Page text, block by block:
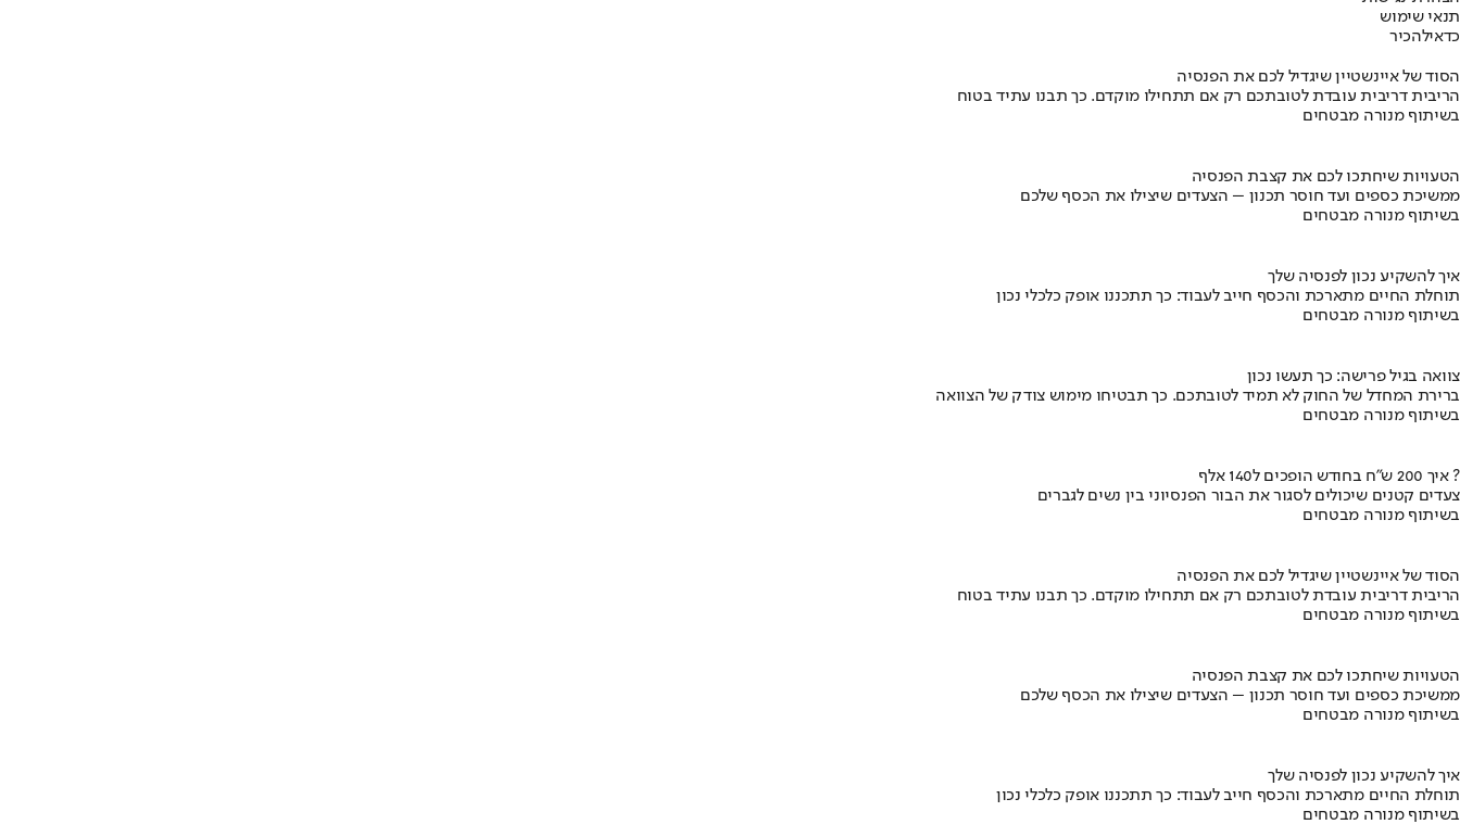
תנאי שימוש
כדאילהכיר
הסוד של איינשטיין שיגדיל לכם את הפנסיה
הריבית דריבית עובדת לטובתכם רק אם תתחילו מוקדם. כך תבנו עתיד בטוח
בשיתוף מנורה מבטחים
הטעויות שיחתכו לכם את קצבת הפנסיה
ממשיכת כספים ועד חוסר תכנון – הצעדים שיצילו את הכסף שלכם
בשיתוף מנורה מבטחים
איך להשקיע נכון לפנסיה שלך
תוחלת החיים מתארכת והכסף חייב לעבוד: כך תתכננו אופק כלכלי נכון
בשיתוף מנורה מבטחים
צוואה בגיל פרישה: כך תעשו נכון
ברירת המחדל של החוק לא תמיד לטובתכם. כך תבטיחו מימוש צודק של הצוואה
בשיתוף מנורה מבטחים
איך 200 ש"ח בחודש הופכים ל140 אלף ?
צעדים קטנים שיכולים לסגור את הבור הפנסיוני בין נשים לגברים
בשיתוף מנורה מבטחים
הסוד של איינשטיין שיגדיל לכם את הפנסיה
הריבית דריבית עובדת לטובתכם רק אם תתחילו מוקדם. כך תבנו עתיד בטוח
בשיתוף מנורה מבטחים
הטעויות שיחתכו לכם את קצבת הפנסיה
ממשיכת כספים ועד חוסר תכנון – הצעדים שיצילו את הכסף שלכם
בשיתוף מנורה מבטחים
איך להשקיע נכון לפנסיה שלך
תוחלת החיים מתארכת והכסף חייב לעבוד: כך תתכננו אופק כלכלי נכון
בשיתוף מנורה מבטחים